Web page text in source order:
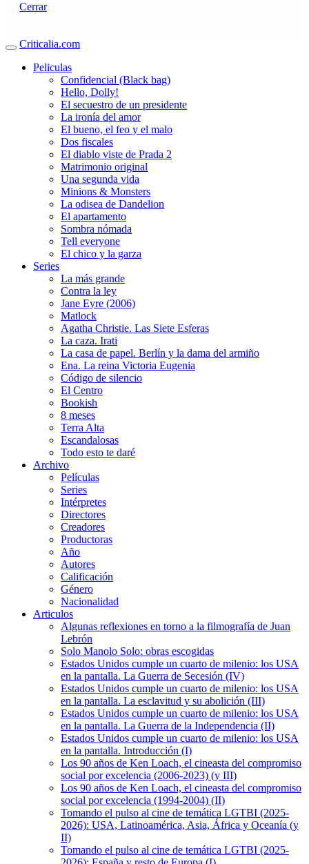
Cerrar
Criticalia.com
Peliculas
Confidencial (Black bag)
Hello, Dolly!
El secuestro de un presidente
La ironía del amor
El bueno, el feo y el malo
Dos fiscales
El diablo viste de Prada 2
Matrimonio original
Una segunda vida
Minions & Monsters
La odisea de Dandelion
El apartamento
Sombra nómada
Tell everyone
El chico y la garza
Series
La más grande
Contra la ley
Jane Eyre (2006)
Matlock
Agatha Christie. Las Siete Esferas
La caza. Irati
La casa de papel. Berlín y la dama del armiño
Ena. La reina Victoria Eugenia
Código de silencio
El Centro
Bookish
8 meses
Terra Alta
Escandalosas
Todo esto te daré
Archivo
Películas
Series
Intérpretes
Directores
Creadores
Productoras
Año
Autores
Calificación
Género
Nacionalidad
Articulos
Algunas reflexiones en torno a la filmografía de Juan
Lebrón
Solo Manolo Solo: obras escogidas
Estados Unidos cumple un cuarto de milenio: los USA
en la pantalla. La Guerra de Secesión (IV)
Estados Unidos cumple un cuarto de milenio: los USA
en la pantalla. La esclavitud y su abolición (III)
Estados Unidos cumple un cuarto de milenio: los USA
en la pantalla. La Guerra de la Independencia (II)
Estados Unidos cumple un cuarto de milenio: los USA
en la pantalla. Introducción (I)
Los 90 años de Ken Loach, el cineasta del compromiso
social por excelencia (2006-2023) (y III)
Los 90 años de Ken Loach, el cineasta del compromiso
social por excelencia (1994-2004) (II)
Tomando el pulso al cine de temática LGTBI (2025-
2026): USA, Latinoamérica, Asia, África y Oceanía (y
II)
Tomando el pulso al cine de temática LGTBI (2025-